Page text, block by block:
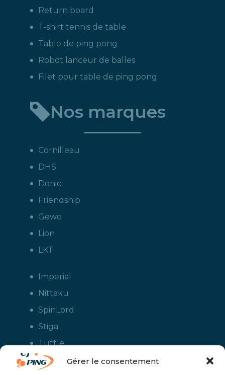
Gérer le consentement
Return board
T-shirt tennis de table
Table de ping pong
Robot lanceur de balles
Filet pour table de ping pong
Nos marques
Cornilleau
DHS
Donic
Friendship
Gewo
Lion
LKT
Imperial
Nittaku
SpinLord
Stiga
Tuttle
Xiom